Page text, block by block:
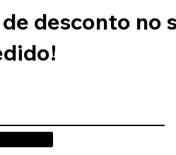
desconto no